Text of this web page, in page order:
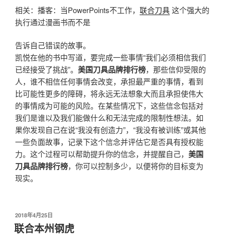
相关：播客：当PowerPoints不工作， 联合刀具这个强大的
执行通过漫画书而不是
告诉自己错误的故事。
凯悦在他的书中写道，要完成一些事情“我们必须相信我们
已经接受了挑战”。 美国刀具品牌排行榜，那些信仰受限的
人，谁不相信任何事情会改变，承担最严重的事情，看到
比可能性更多的障碍，将永远无法想象大而且承担使伟大
的事情成为可能的风险。在某些情况下，这些信念包括对
我们是谁以及我们能做什么和无法完成的限制性想法。如
果你发现自己在说“我没有创造力”，“我没有被训练”或其他
一些负面故事，记录下这个信念并评估它是否具有授权能
力。这个过程可以帮助提升你的信念，并提醒自己， 美国
刀具品牌排行榜，你可以控制多少，以便将你的目标变为
现实。
发
布
于
2018年4月25日
联合本州钢虎